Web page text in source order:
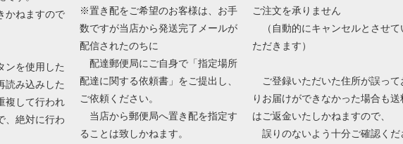
かねますので
ンを使用した
読み込みした
複して行われ
、絶対に行わ
※置き配をご希望のお客様は、お手
数ですが当店から発送完了メールが
配信されたのちに
配達郵便局にご自身で「指定場所
配達に関する依頼書」をご提出し、
ご依頼ください。
当店から郵便局へ置き配を指定す
ることは致しかねます。
ご注文を承りません
（自動的にキャンセルとさせて
ただきます）
ご登録いただいた住所が誤って
りお届けができなかった場合も送
はご返金いたしかねますので、
誤りのないよう十分ご確認くだ